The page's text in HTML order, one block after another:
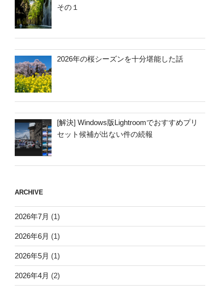
その１
2026年の桜シーズンを十分堪能した話
[解決] Windows版Lightroomでおすすめプリ
セット候補が出ない件の続報
ARCHIVE
2026年7月 (1)
2026年6月 (1)
2026年5月 (1)
2026年4月 (2)